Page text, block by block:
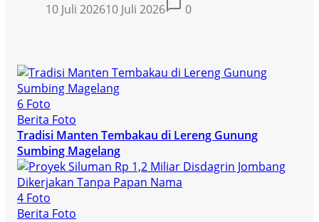
10 Juli 202610 Juli 2026 0
6 Foto
Berita Foto
Tradisi Manten Tembakau di Lereng Gunung
Sumbing Magelang
4 Foto
Berita Foto